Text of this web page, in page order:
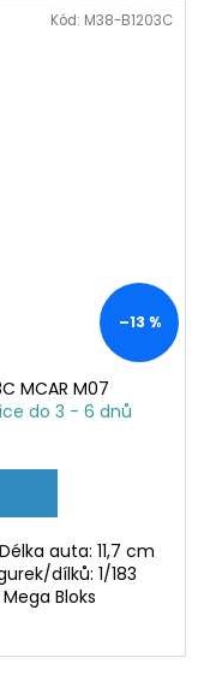
–13 %
MCAR M07
do 3 - 6 dnů
auta: 11,7 cm
dílků: 1/183
Bloks
Kód: M38-B1203C